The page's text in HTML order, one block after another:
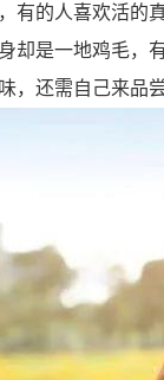
有的人喜欢活的
却是一地鸡毛，
，还需自己来品尝